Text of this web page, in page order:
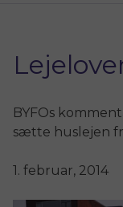
BYFOs
sætte huslejen
1. februar, 2014